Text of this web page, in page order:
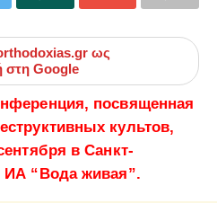
ως
στη Google
посвященная
культов,
в Санкт-
ИА “Вода живая”.